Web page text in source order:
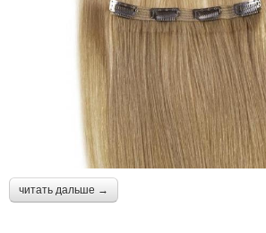
читать дальше →